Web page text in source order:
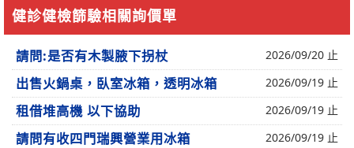
健診健檢篩驗相關詢價單
請問:是否有木製腋下拐杖 2026/09/20 止
出售火鍋桌，臥室冰箱，透明冰箱 2026/09/19 止
租借堆高機 以下協助 2026/09/19 止
請問有收四門瑞興營業用冰箱 2026/09/19 止